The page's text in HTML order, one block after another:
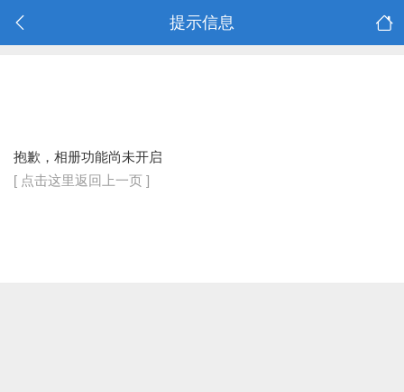
提示信息
抱歉，相册功能尚未开启
[ 点击这里返回上一页 ]